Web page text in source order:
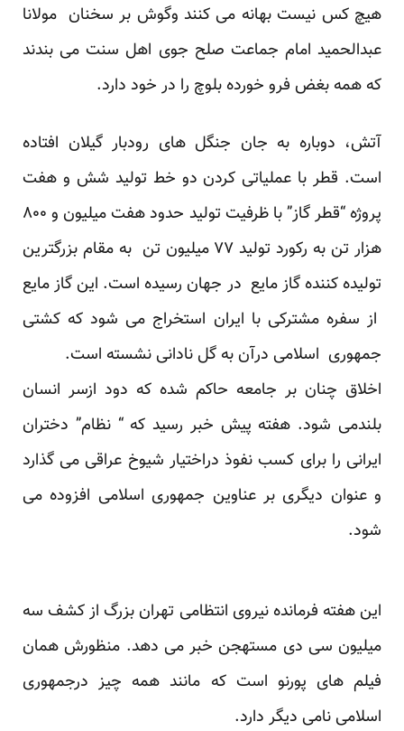
هیچ کس نیست بهانه می کنند وگوش بر سخنان مولانا
عبدالحمید امام جماعت صلح جوی اهل سنت می بندند
که همه بغض فرو خورده بلوچ را در خود دارد.
آتش، دوباره به جان جنگل های رودبار گیلان افتاده
است. قطر با عملیاتی کردن دو خط تولید شش و هفت
پروژه “قطر گاز” با ظرفیت تولید حدود هفت میلیون و ۸۰۰
هزار تن به رکورد تولید ۷۷ میلیون تن به مقام بزرگترین
تولیده کننده گاز مایع در جهان رسیده است. این گاز مایع
از سفره مشترکی با ایران استخراج می شود که کشتی
جمهوری اسلامی درآن به گل نادانی نشسته است.
اخلاق چنان بر جامعه حاکم شده که دود ازسر انسان
بلندمی شود. هفته پیش خبر رسید که “ نظام” دختران
ایرانی را برای کسب نفوذ دراختیار شیوخ عراقی می گذارد
و عنوان دیگری بر عناوین جمهوری اسلامی افزوده می
شود.
این هفته فرمانده نیروی انتظامی تهران بزرگ از کشف سه
میلیون سی دی مستهجن خبر می دهد. منظورش همان
فیلم های پورنو است که مانند همه چیز درجمهوری
اسلامی نامی دیگر دارد.